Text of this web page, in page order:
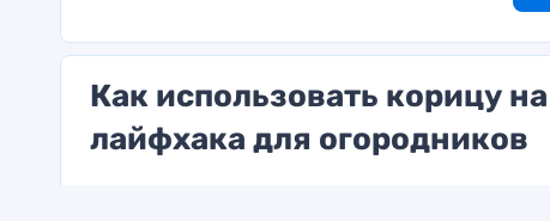
Как использовать корицу
лайфхака для огородников